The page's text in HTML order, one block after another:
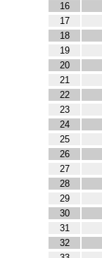
16
17
18
19
20
21
22
23
24
25
26
27
28
29
30
31
32